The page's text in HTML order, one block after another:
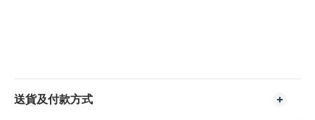
送貨及付款方式